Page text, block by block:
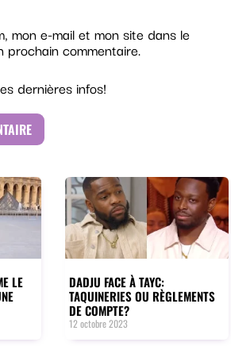
mon e-mail et mon site dans le
prochain commentaire.
dernières infos!
LE
DADJU FACE À TAYC:
TAQUINERIES OU RÈGLEMENTS
DE COMPTE?
12 octobre 2023